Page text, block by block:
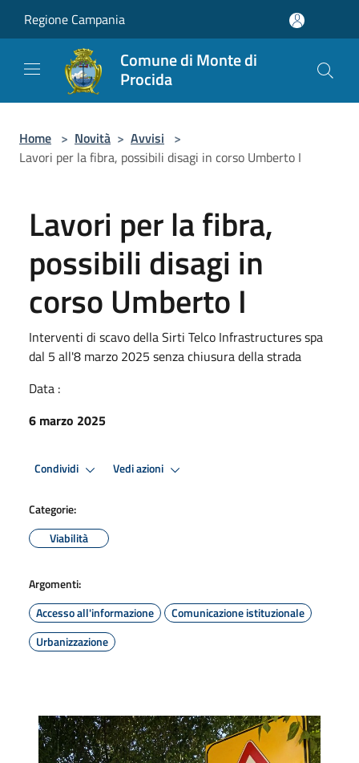
Regione Campania
Comune di Monte di
Procida
Home > Novità > Avvisi >
Lavori per la fibra, possibili disagi in corso Umberto I
Lavori per la fibra,
possibili disagi in
corso Umberto I
Interventi di scavo della Sirti Telco Infrastructures spa
dal 5 all'8 marzo 2025 senza chiusura della strada
Data :
6 marzo 2025
Condividi Vedi azioni
Categorie:
Viabilità
Argomenti:
Accesso all'informazione
Comunicazione istituzionale
Urbanizzazione